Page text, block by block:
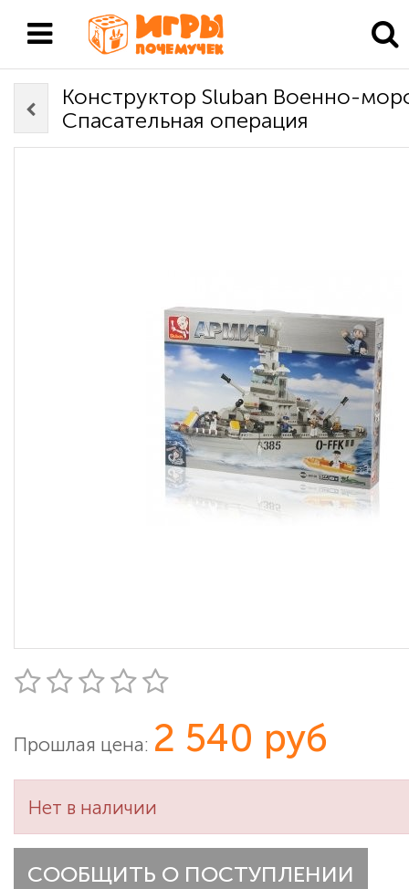
Конструктор Sluban Военно-
Спасательная операция
Прошлая цена: 2 540 руб
Нет в наличии
СООБЩИТЬ О ПОСТУПЛЕНИИ